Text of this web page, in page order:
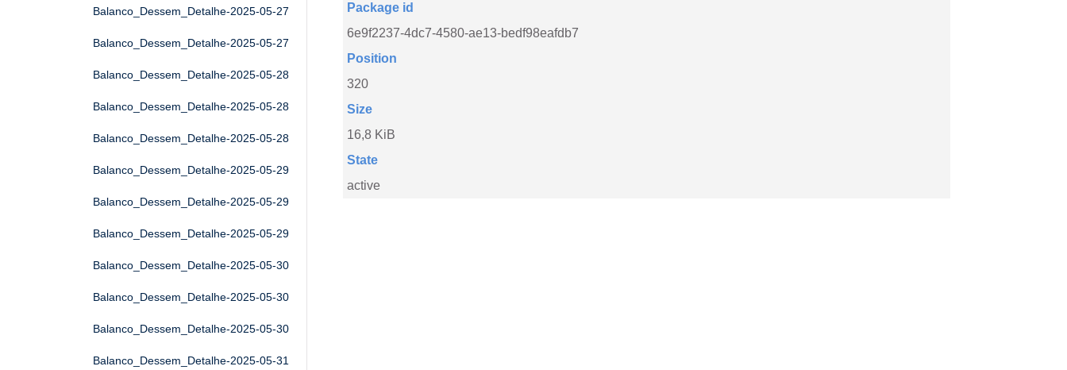
Balanco_Dessem_Detalhe-2025-05-27
Balanco_Dessem_Detalhe-2025-05-27
Balanco_Dessem_Detalhe-2025-05-28
Balanco_Dessem_Detalhe-2025-05-28
Balanco_Dessem_Detalhe-2025-05-28
Balanco_Dessem_Detalhe-2025-05-29
Balanco_Dessem_Detalhe-2025-05-29
Balanco_Dessem_Detalhe-2025-05-29
Balanco_Dessem_Detalhe-2025-05-30
Balanco_Dessem_Detalhe-2025-05-30
Balanco_Dessem_Detalhe-2025-05-30
Balanco_Dessem_Detalhe-2025-05-31
Package id
6e9f2237-4dc7-4580-ae13-bedf98eafdb7
Position
320
Size
16,8 KiB
State
active